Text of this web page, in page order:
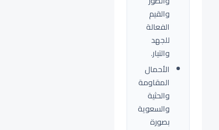
والقيم
الفعالة
للجهد
والتيار.
الأحمال
المقاومة
والحثية
والسعوية
بصورة